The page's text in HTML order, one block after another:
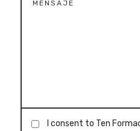
I consent to Ten